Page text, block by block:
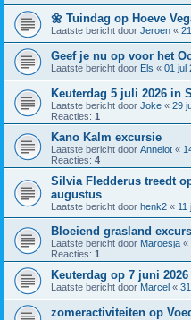
🌼 Tuindag op Hoeve
Laatste bericht door Jeroen «
Geef je nu op voor het
Laatste bericht door Els « 01 jul
Keuterdag 5 juli 2026 in
Laatste bericht door Joke « 29
Reacties: 1
Kano Kalm excursie
Laatste bericht door Annelot «
Reacties: 4
Silvia Fledderus treedt
augustus
Laatste bericht door henk2 « 11
Bloeiend grasland
Laatste bericht door Maroesja «
Reacties: 1
Keuterdag op 7 juni 2026
Laatste bericht door Marcel «
zomeractiviteiten op